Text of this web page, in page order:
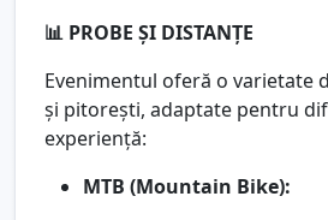
📊 PROBE ȘI DISTANȚE
Evenimentul oferă o varietate
și pitorești, adaptate pentru
experiență:
MTB (Mountain Bike):